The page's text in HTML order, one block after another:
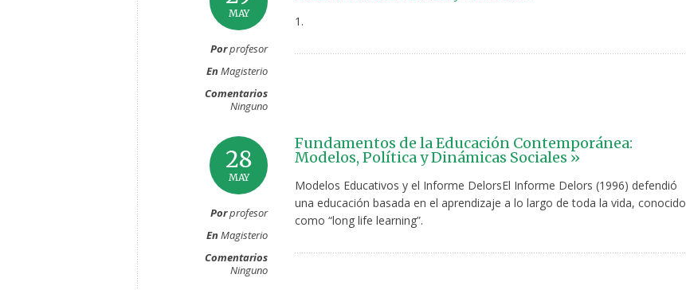
MAY
Porprofesor
EnMagisterio
Comentarios
Ninguno
1.
28
MAY
Porprofesor
EnMagisterio
Comentarios
Ninguno
Fundamentos de la Educación Contemporánea:
Modelos, Política y Dinámicas Sociales »
Modelos Educativos y el Informe DelorsEl Informe Delors (1996) defendió
una educación basada en el aprendizaje a lo largo de toda la vida, conocido
como “long life learning”.